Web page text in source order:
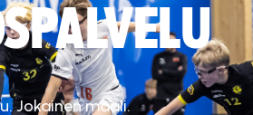
Jokainen maali.